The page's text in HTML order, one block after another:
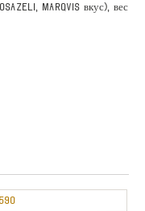
marqvis вкус), вес